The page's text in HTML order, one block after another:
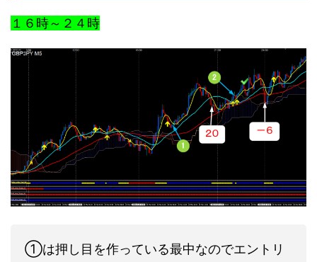
１６時～２４時
①は押し目を作っている最中なのでエントリ